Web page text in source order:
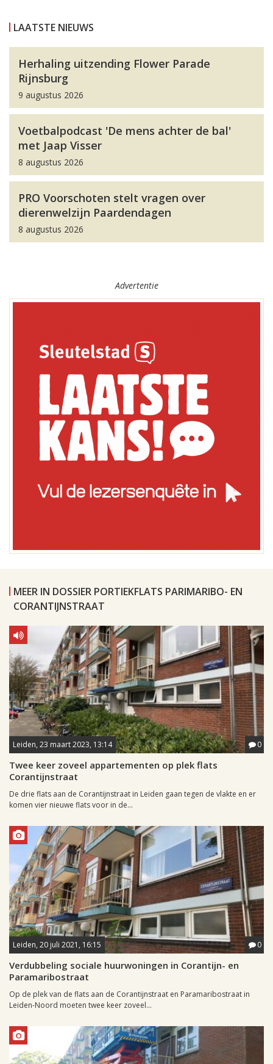
LAATSTE NIEUWS
Herhaling uitzending Flower Parade
Rijnsburg
9 augustus 2026
Voetbalpodcast 'De mens achter de bal'
met Jaap Visser
8 augustus 2026
PRO Voorschoten stelt vragen over
dierenwelzijn Paardendagen
8 augustus 2026
Advertentie
MEER IN DOSSIER PORTIEKFLATS PARIMARIBO- EN
CORANTIJNSTRAAT
Leiden, 23 maart 2023, 13:14 0
Twee keer zoveel appartementen op plek flats
Corantijnstraat
De drie flats aan de Corantijnstraat in Leiden gaan tegen de vlakte en er
komen vier nieuwe flats voor in de...
Leiden, 20 juli 2021, 16:15 0
Verdubbeling sociale huurwoningen in Corantijn- en
Paramaribostraat
Op de plek van de flats aan de Corantijnstraat en Paramaribostraat in
Leiden-Noord moeten twee keer zoveel...